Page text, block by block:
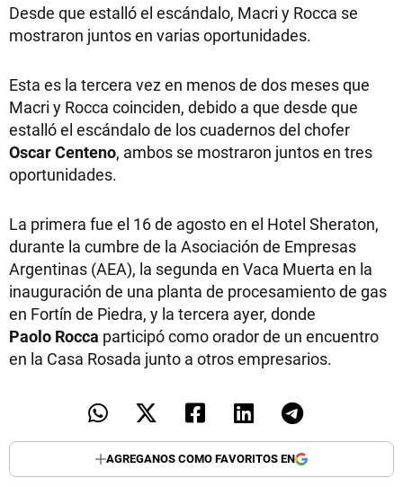
Desde que estalló el escándalo, Macri y Rocca se
mostraron juntos en varias oportunidades.
Esta es la tercera vez en menos de dos meses que
Macri y Rocca coinciden, debido a que desde que
estalló el escándalo de los cuadernos del chofer
Oscar Centeno, ambos se mostraron juntos en tres
oportunidades.
La primera fue el 16 de agosto en el Hotel Sheraton,
durante la cumbre de la Asociación de Empresas
Argentinas (AEA), la segunda en Vaca Muerta en la
inauguración de una planta de procesamiento de gas
en Fortín de Piedra, y la tercera ayer, donde
Paolo Rocca participó como orador de un encuentro
en la Casa Rosada junto a otros empresarios.
AGREGANOS COMO FAVORITOS EN